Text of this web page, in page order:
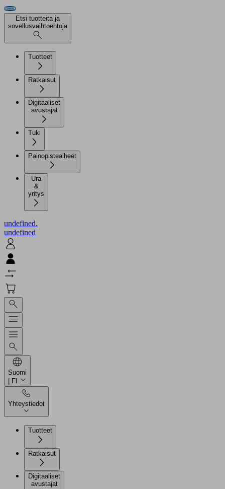
Etsi tuotteita ja
sovellusvaihtoehtoja
Tuotteet
Ratkaisut
Digitaaliset
avustajat
Tuki
Painopisteaiheet
Ura
&
yritys
undefined.
undefined
Suomi
| FI
Yhteystiedot
Tuotteet
Ratkaisut
Digitaaliset
avustajat